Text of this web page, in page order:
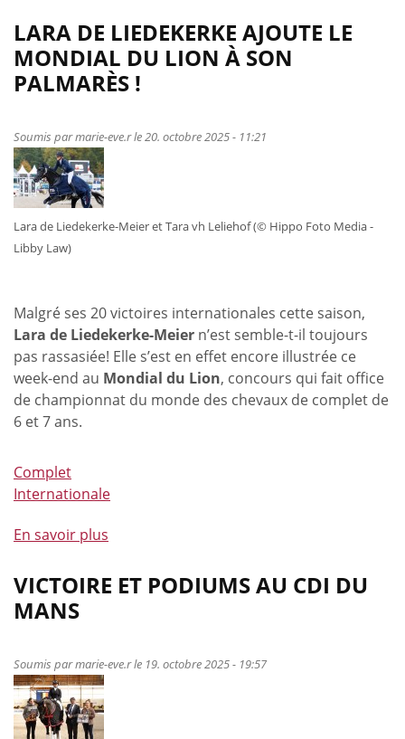
de
D’excellents
résultats
aux
de
encore
LARA DE LIEDEKERKE AJOUTE LE
MONDIAL DU LION À SON
PALMARÈS !
Soumis parmarie-eve.rle 20. octobre 2025 - 11:21
Lara de Liedekerke-Meier et Tara vh Leliehof (© Hippo Foto Media -
Libby Law)
Malgré ses 20 victoires internationales cette saison,
Lara de Liedekerke-Meier n’est semble-t-il toujours
pas rassasiée! Elle s’est en effet encore illustrée ce
week-end au Mondial du Lion, concours qui fait office
de championnat du monde des chevaux de complet de
6 et 7 ans.
Complet
Internationale
En savoir plus
de
Lara
ajoute
VICTOIRE ET PODIUMS AU CDI DU
MANS
Soumis parmarie-eve.rle 19. octobre 2025 - 19:57